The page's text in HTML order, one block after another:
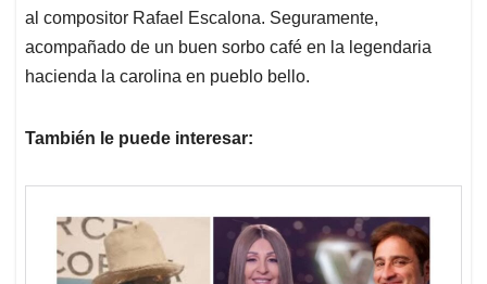
al compositor Rafael Escalona. Seguramente,
acompañado de un buen sorbo café en la legendaria
hacienda la carolina en pueblo bello.
También le puede interesar: